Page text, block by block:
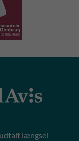
længsel